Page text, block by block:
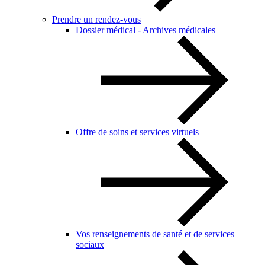
Prendre un rendez-vous
Dossier médical - Archives médicales
Offre de soins et services virtuels
Vos renseignements de santé et de services
sociaux